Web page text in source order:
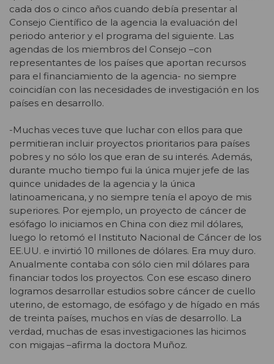
cada dos o cinco años cuando debía presentar al
Consejo Científico de la agencia la evaluación del
periodo anterior y el programa del siguiente. Las
agendas de los miembros del Consejo –con
representantes de los países que aportan recursos
para el financiamiento de la agencia- no siempre
coincidían con las necesidades de investigación en los
países en desarrollo.
-Muchas veces tuve que luchar con ellos para que
permitieran incluir proyectos prioritarios para países
pobres y no sólo los que eran de su interés. Además,
durante mucho tiempo fui la única mujer jefe de las
quince unidades de la agencia y la única
latinoamericana, y no siempre tenía el apoyo de mis
superiores. Por ejemplo, un proyecto de cáncer de
esófago lo iniciamos en China con diez mil dólares,
luego lo retomó el Instituto Nacional de Cáncer de los
EE.UU. e invirtió 10 millones de dólares. Era muy duro.
Anualmente contaba con sólo cien mil dólares para
financiar todos los proyectos. Con ese escaso dinero
logramos desarrollar estudios sobre cáncer de cuello
uterino, de estomago, de esófago y de hígado en más
de treinta países, muchos en vías de desarrollo. La
verdad, muchas de esas investigaciones las hicimos
con migajas –afirma la doctora Muñoz.